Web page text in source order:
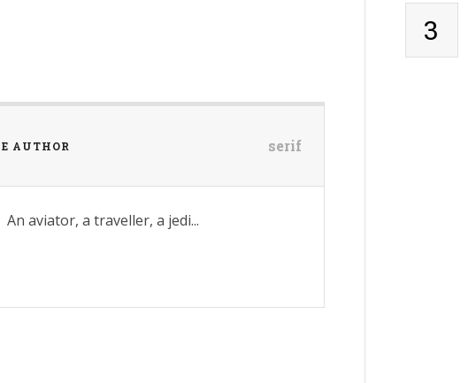
AUTHOR serif
An aviator, a traveller, a jedi...
3